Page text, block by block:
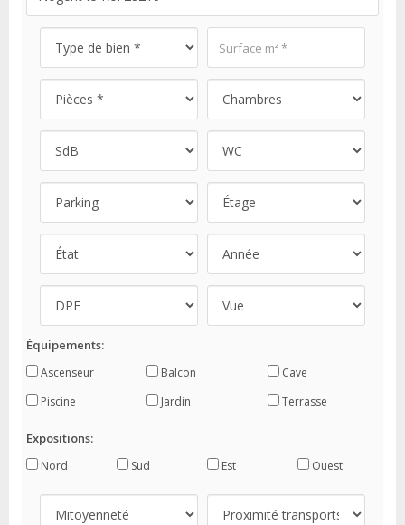
Équipements:
Ascenseur Balcon
Cave
Piscine
Jardin Terrasse
Expositions:
Nord Sud Est Ouest